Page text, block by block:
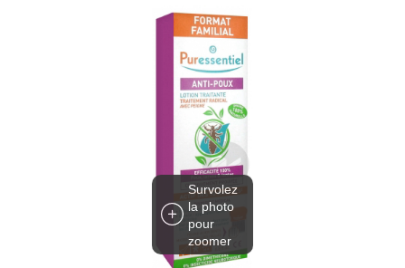
APPLICATION
Survolez
la photo
pour
zoomer